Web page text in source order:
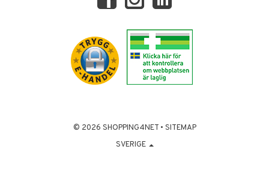
© 2026 SHOPPING4NET • SITEMAP
SVERIGE